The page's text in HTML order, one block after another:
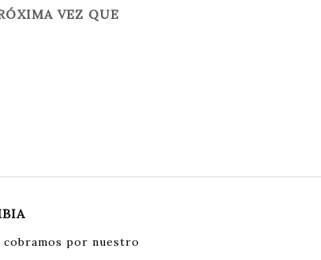
VEZ QUE
por nuestro